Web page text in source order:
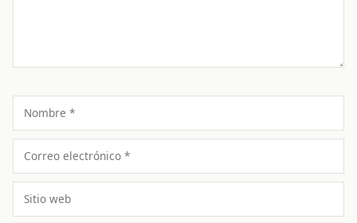
Nombre
Correo
electrónico
Sitio
web